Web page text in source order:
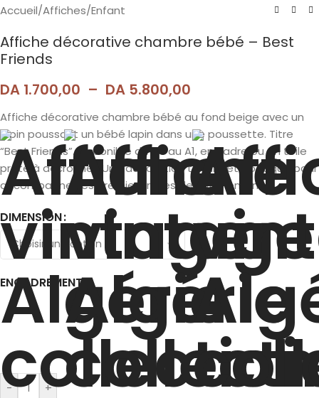
Accueil/Affiches/Enfant
Affiche décorative chambre bébé – Best
Friends
DA 1.700,00 – DA 5.800,00
Affiche décorative chambre bébé au fond beige avec un
lapin poussant un bébé lapin dans une poussette. Titre
“Best Friends”. Disponible du A4 au A1, en cadre ou en toile
prête à accrocher. Une décoration tendre et poétique pour
accompagner les premiers rêves de votre enfant.
DIMENSION
ENCADREMENT
- +